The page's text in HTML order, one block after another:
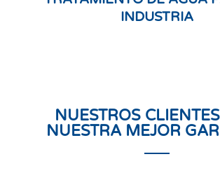
INDUSTRIA
NUESTROS
NUESTRA MEJOR